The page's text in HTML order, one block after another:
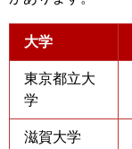
大学
東京都立大
学
滋賀大学